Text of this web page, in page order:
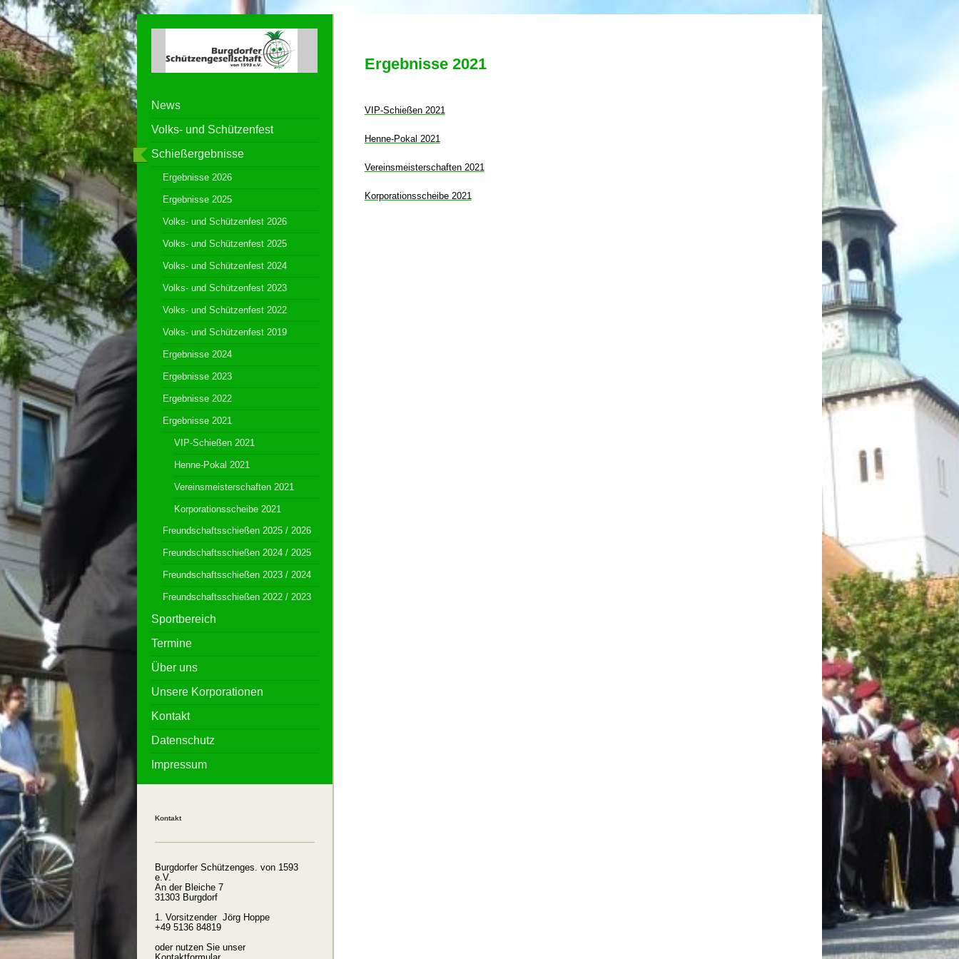
News
Volks- und Schützenfest
Schießergebnisse
Ergebnisse 2026
Ergebnisse 2025
Volks- und Schützenfest 2026
Volks- und Schützenfest 2025
Volks- und Schützenfest 2024
Volks- und Schützenfest 2023
Volks- und Schützenfest 2022
Volks- und Schützenfest 2019
Ergebnisse 2024
Ergebnisse 2023
Ergebnisse 2022
Ergebnisse 2021
VIP-Schießen 2021
Henne-Pokal 2021
Vereinsmeisterschaften 2021
Korporationsscheibe 2021
Freundschaftsschießen 2025 / 2026
Freundschaftsschießen 2024 / 2025
Freundschaftsschießen 2023 / 2024
Freundschaftsschießen 2022 / 2023
Sportbereich
Termine
Über uns
Unsere Korporationen
Kontakt
Datenschutz
Impressum
Kontakt
Burgdorfer Schützenges. von 1593
e.V.
An der Bleiche 7
31303 Burgdorf
1. Vorsitzender Jörg Hoppe
+49 5136 84819
oder nutzen Sie unser
Ergebnisse 2021
VIP-Schießen 2021
Henne-Pokal 2021
Vereinsmeisterschaften 2021
Korporationsscheibe 2021